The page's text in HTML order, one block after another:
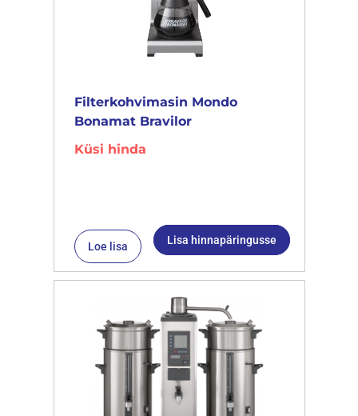
Filterkohvimasin Mondo
Bonamat Bravilor
Küsi hinda
Loe lisa Lisa hinnapäringusse